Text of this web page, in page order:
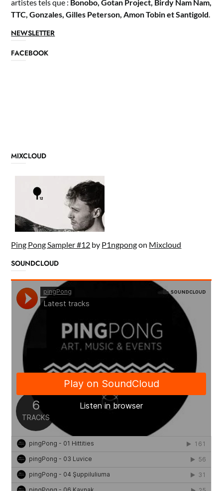
artistes tels que : Bonobo, Gotan Project, Birdy Nam Nam,
TTC, Gonzales, Gilles Peterson, Amon Tobin et Santigold
NEWSLETTER
FACEBOOK
MIXCLOUD
Ping Pong Sampler #12 by P1ngpongon Mixcloud
SOUNDCLOUD